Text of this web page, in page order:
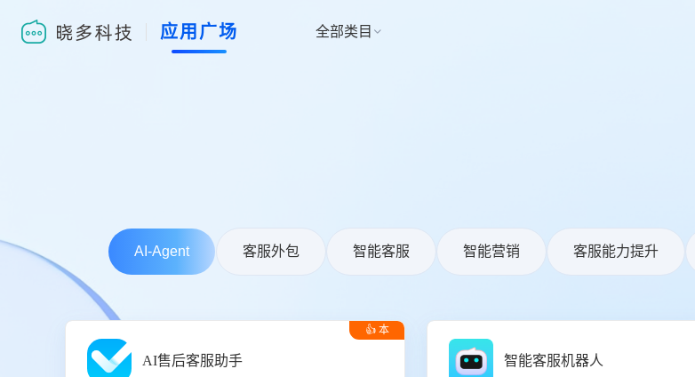
应用广场 全部类目 
AI-Agent 客服外包 智能客服 智能营销 客服能力提升
👍 本
AI售后客服助手 智能客服机器人